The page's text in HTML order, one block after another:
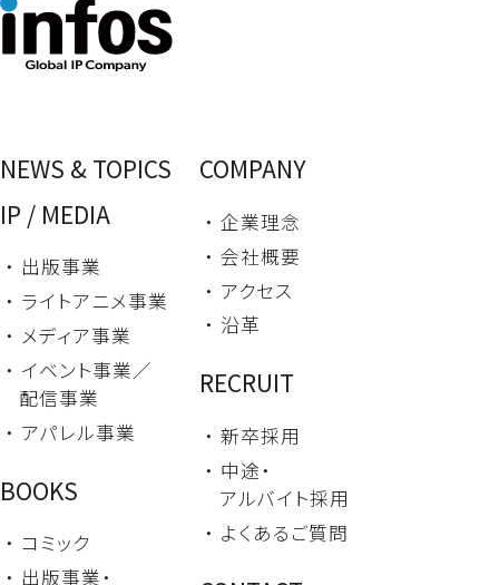
NEWS & TOPICS
IP / MEDIA
・ 出版事業
・ ライトアニメ事業
・ メディア事業
・ イベント事業／
配信事業
・ アパレル事業
BOOKS
・ コミック
・ 出版事業・
COMPANY
・ 企業理念
・ 会社概要
・ アクセス
・ 沿革
RECRUIT
・ 新卒採用
・ 中途・
アルバイト採用
・ よくあるご質問